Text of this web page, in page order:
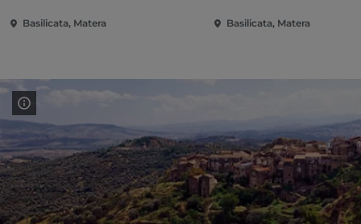
Basilicata, Matera Basilicata, Matera